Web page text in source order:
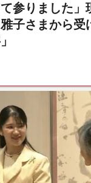
て参りました」
子さまから受